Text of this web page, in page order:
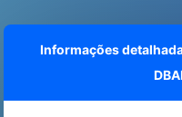
Informações